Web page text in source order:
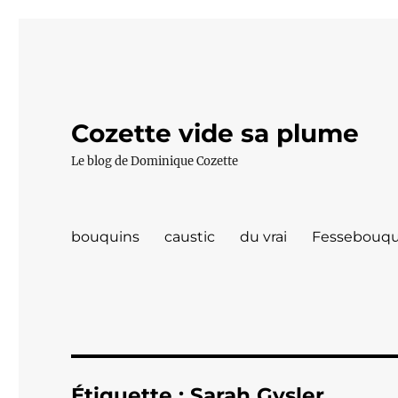
Cozette vide sa plume
Le blog de Dominique Cozette
bouquins caustic du vrai